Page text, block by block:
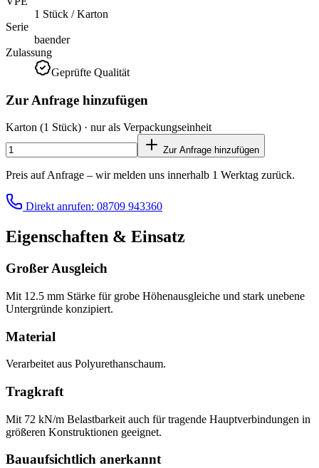
1 Stück / Karton
Serie
baender
Zulassung
Geprüfte Qualität
Zur Anfrage hinzufügen
Karton (1 Stück) · nur als Verpackungseinheit
Zur Anfrage hinzufügen
Preis auf Anfrage – wir melden uns innerhalb 1 Werktag zurück.
Direkt anrufen: 08709 943360
Eigenschaften & Einsatz
Großer Ausgleich
Mit 12.5 mm Stärke für grobe Höhenausgleiche und stark unebene
Untergründe konzipiert.
Material
Verarbeitet aus Polyurethanschaum.
Tragkraft
Mit 72 kN/m Belastbarkeit auch für tragende Hauptverbindungen in
größeren Konstruktionen geeignet.
Bauaufsichtlich anerkannt